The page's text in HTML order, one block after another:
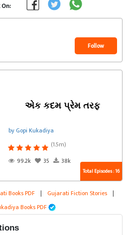
Follow
એક કદમ પ્રેમ તરફ
by Gopi Kukadiya
(1.5m)
99.2k
35 38k
Total Episodes : 16
Books PDF | Gujarati Fiction Stories |
Books PDF